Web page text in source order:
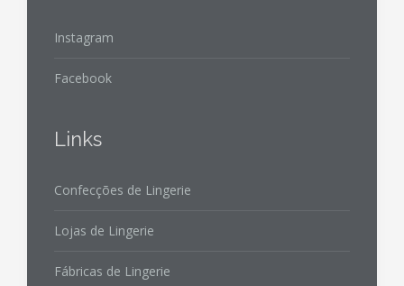
Instagram
Facebook
Links
Confecções de Lingerie
Lojas de Lingerie
Fábricas de Lingerie